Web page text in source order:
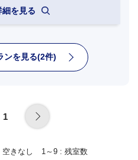
細を見る
ンを見る(2件)
1
空きなし 1～9 : 残室数